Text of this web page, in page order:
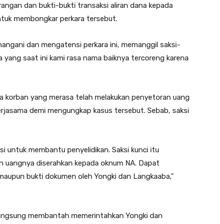
dan bukti-bukti transaksi aliran dana kepada
membongkar perkara tersebut.
dan mengatensi perkara ini, memanggil saksi-
saat ini kami rasa nama baiknya tercoreng karena
korban yang merasa telah melakukan penyetoran uang
demi mengungkap kasus tersebut. Sebab, saksi
untuk membantu penyelidikan. Saksi kunci itu
diserahkan kepada oknum NA. Dapat
bukti dokumen oleh Yongki dan Langkaaba,”
membantah memerintahkan Yongki dan